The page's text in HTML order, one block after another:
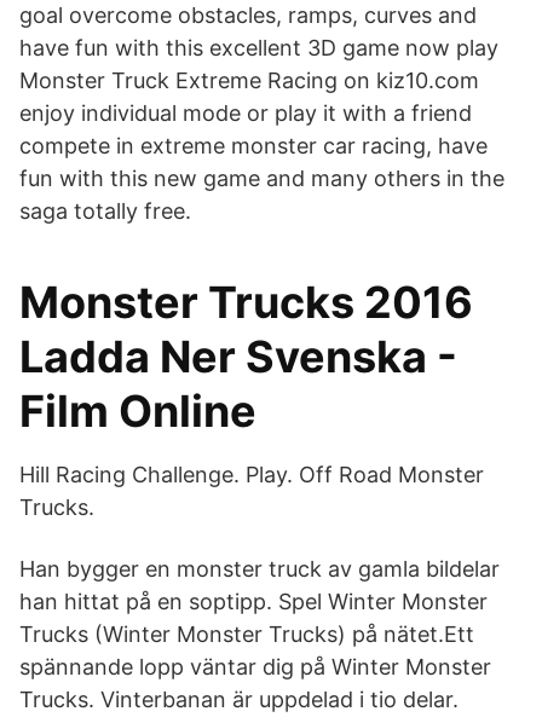
goal overcome obstacles, ramps, curves and
have fun with this excellent 3D game now play
Monster Truck Extreme Racing on kiz10.com
enjoy individual mode or play it with a friend
compete in extreme monster car racing, have
fun with this new game and many others in the
saga totally free.
Monster Trucks 2016
Ladda Ner Svenska -
Film Online
Hill Racing Challenge. Play. Off Road Monster
Trucks.
Han bygger en monster truck av gamla bildelar
han hittat på en soptipp. Spel Winter Monster
Trucks (Winter Monster Trucks) på nätet.Ett
spännande lopp väntar dig på Winter Monster
Trucks. Vinterbanan är uppdelad i tio delar.